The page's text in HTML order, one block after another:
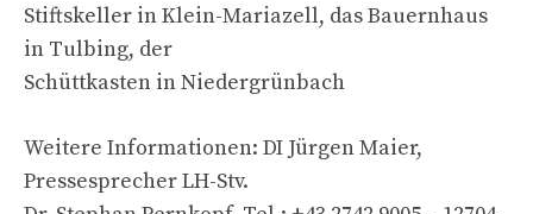
Stiftskeller in Klein-Mariazell, das Bauernhaus
in Tulbing, der
Schüttkasten in Niedergrünbach
Weitere Informationen: DI Jürgen Maier,
Pressesprecher LH-Stv.